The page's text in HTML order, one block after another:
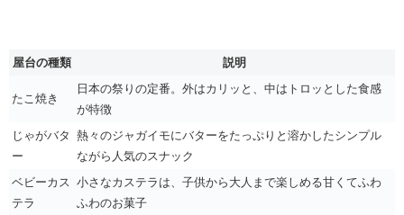
屋台の種類 説明
たこ焼き
日本の祭りの定番。外はカリッと、中はトロッとした食感
が特徴
じゃがバタ
ー
熱々のジャガイモにバターをたっぷりと溶かしたシンプル
ながら人気のスナック
ベビーカス
テラ
小さなカステラは、子供から大人まで楽しめる甘くてふわ
ふわのお菓子